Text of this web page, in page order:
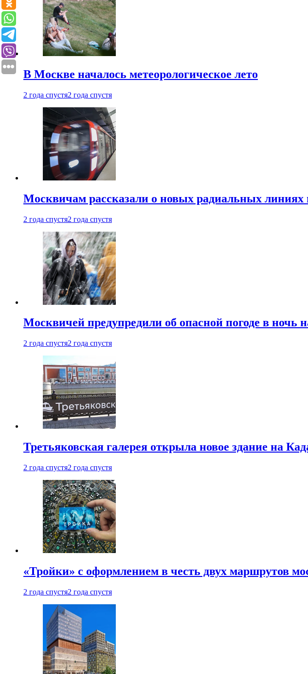
В Москве началось метеорологическое лето
2 года спустя2 года спустя
Москвичам рассказали о новых радиальных линиях
2 года спустя2 года спустя
Москвичей предупредили об опасной погоде в ночь
2 года спустя2 года спустя
Третьяковская галерея открыла новое здание на
2 года спустя2 года спустя
«Тройки» с оформлением в честь двух маршрутов
2 года спустя2 года спустя